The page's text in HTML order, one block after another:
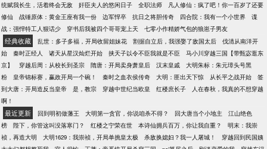
统赋我长生，活着终会无敌
奸臣夫人的悠闲日子 全职法师
凡人修仙：疯了吧！你一百岁了还要
修仙
战锤原体：黄金王座有我一份 边军悍卒 抗日之将胆传奇 四合院：我有一个小世界
谍
战：强悍特工人狠话少
穿书后我被四个哥哥宠上天 七零小作精娇气包的狼崽子男友
经典收藏 乱世：多子多福，开局收留姐妹花 割据自立后，我强娶了敌国太后
伐清从南洋开
始
秦时正经人 诸天从星汉灿烂开始 挟天子以令不臣我就是不臣
马小川穿越三国【带甄宓逛东
京】
穿越后周：从校长到圣宗 隋唐：开局卖身萧皇后 汉末皇戚
大明朱标：朱元璋头号黑
粉
皇帝锦标赛，赢政开局一个碗！ 秦时之血衣侯传奇 大明：匪出天下惊 从长平之战开始
签
到大唐：开局造反当皇帝
是，教宗 穿越中世纪当欧皇 红楼庶长子
人在春秋，我真的不想穿越
啊！
最近更新 回到明初做藩王 大明第一贪官，你说咱杀不得？ 回大唐当个小地主
江山绝色
榜
陛下，你管这叫没落寒门？ 红楼之宁荣在世 本诗仙拥兵百万，你让我自重？
明末：我崇
祯，再造大明
大明1629：我崇祯，开局单挑皇太极 杀敌换媳妇？我一人屠城！
穿越回到民国姨